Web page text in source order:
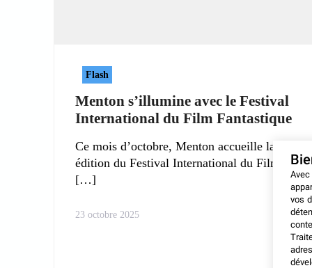
Flash
Menton s’illumine avec le Festival
International du Film Fantastique
Ce mois d’octobre, Menton accueille la 9ᵉ
édition du Festival International du Film
23 octobre 2025
vos